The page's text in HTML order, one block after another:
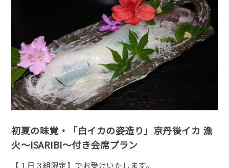
初夏の味覚・「白イカの姿造り」京丹後イカ 漁
火～ISARIBI～付き会席プラン
【１日３組限定】でお受けいたします。